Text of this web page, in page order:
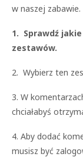
w naszej zabawie.
1. Sprawdź
zestawów.
2. Wybierz ten
3. W
chciałabyś
4. Aby dodać
musisz być